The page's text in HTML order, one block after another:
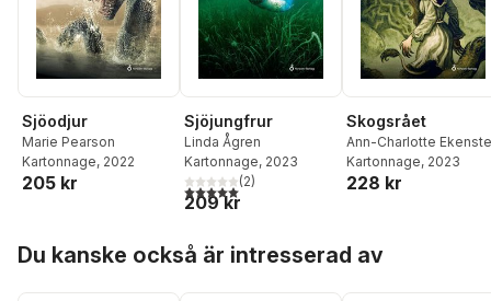
Sjöodjur
Marie Pearson
Kartonnage, 2022
205 kr
Sjöjungfrur
Linda Ågren
Kartonnage, 2023
5,0utav 5 stjärnor. Totalt antal röster:
(2)
209 kr
Skogsrået
Ann-Charlotte
Kartonnage, 2023
228 kr
Du kanske också är intresserad av